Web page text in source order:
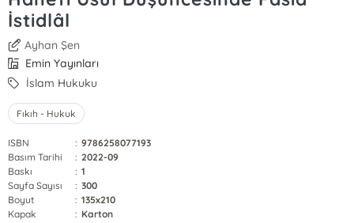
İstidlâl
Ayhan Şen
Emin Yayınları
İslam Hukuku
Fıkıh - Hukuk
ISBN : 9786258077193
Basım Tarihi
: 2022-09
Baskı
: 1
Sayfa Sayısı
: 300
Boyut
: 135x210
Kapak
: Karton